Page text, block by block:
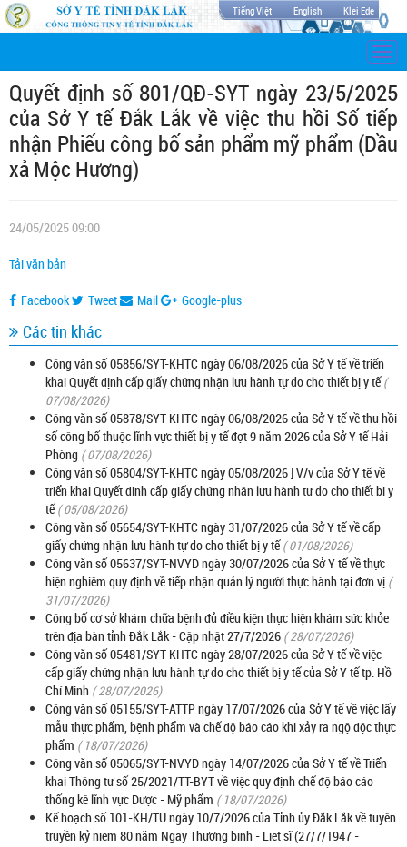
Tiếng Việt English Klei Ede
Quyết định số 801/QĐ-SYT ngày 23/5/2025
của Sở Y tế Đắk Lắk về việc thu hồi Số tiếp
nhận Phiếu công bố sản phẩm mỹ phẩm (Dầu
xả Mộc Hương)
24/05/2025 09:00
Tải văn bản
Facebook Tweet Mail Google-plus
Các tin khác
Công văn số 05856/SYT-KHTC ngày 06/08/2026 của Sở Y tế về triển
khai Quyết định cấp giấy chứng nhận lưu hành tự do cho thiết bị y tế (
07/08/2026)
Công văn số 05878/SYT-KHTC ngày 06/08/2026 của Sở Y tế về thu hồi
số công bố thuộc lĩnh vực thiết bị y tế đợt 9 năm 2026 của Sở Y tế Hải
Phòng ( 07/08/2026)
Công văn số 05804/SYT-KHTC ngày 05/08/2026 ] V/v của Sở Y tế về
triển khai Quyết định cấp giấy chứng nhận lưu hành tự do cho thiết bị y
tế ( 05/08/2026)
Công văn số 05654/SYT-KHTC ngày 31/07/2026 của Sở Y tế về cấp
giấy chứng nhận lưu hành tự do cho thiết bị y tế ( 01/08/2026)
Công văn số 05637/SYT-NVYD ngày 30/07/2026 của Sở Y tế về thực
hiện nghiêm quy định về tiếp nhận quản lý người thực hành tại đơn vị (
31/07/2026)
Công bố cơ sở khám chữa bệnh đủ điều kiện thực hiện khám sức khỏe
trên địa bàn tỉnh Đắk Lắk - Cập nhật 27/7/2026 ( 28/07/2026)
Công văn số 05481/SYT-KHTC ngày 28/07/2026 của Sở Y tế về việc
cấp giấy chứng nhận lưu hành tự do cho thiết bị y tế của Sở Y tế tp. Hồ
Chí Minh ( 28/07/2026)
Công văn số 05155/SYT-ATTP ngày 17/07/2026 của Sở Y tế về việc lấy
mẫu thực phẩm, bệnh phẩm và chế độ báo cáo khi xảy ra ngộ độc thực
phẩm ( 18/07/2026)
Công văn số 05065/SYT-NVYD ngày 14/07/2026 của Sở Y tế về Triển
khai Thông tư số 25/2021/TT-BYT về việc quy định chế độ báo cáo
thống kê lĩnh vực Dược - Mỹ phẩm ( 18/07/2026)
Kế hoạch số 101-KH/TU ngày 10/7/2026 của Tỉnh ủy Đắk Lắk về tuyên
truyền kỷ niệm 80 năm Ngày Thương binh - Liệt sĩ (27/7/1947 -